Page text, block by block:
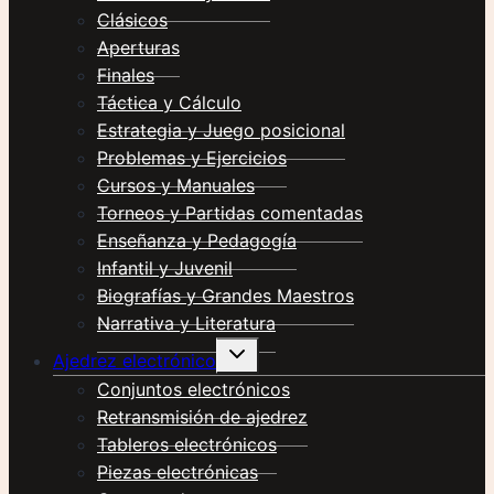
Clásicos
Aperturas
Finales
Táctica y Cálculo
Estrategia y Juego posicional
Problemas y Ejercicios
Cursos y Manuales
Torneos y Partidas comentadas
Enseñanza y Pedagogía
Infantil y Juvenil
Biografías y Grandes Maestros
Narrativa y Literatura
Ajedrez electrónico
Alternar
hijo
Conjuntos electrónicos
Retransmisión de ajedrez
Tableros electrónicos
Piezas electrónicas